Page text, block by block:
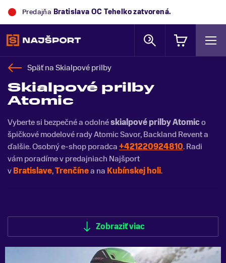
Predajňa Bratislava OC Tehelkozatvorená.
Späť naSkialpové prilby
Skialpové prilby
Atomic
Vyberte si bezpečné a odolnéskialpové prilby Atomico
špičkové modelové rady Atomic Savor, Backland Revent a
ďalšie. Osobný e-shop poradca+421220924810. Radi
vám poradíme v predajniach Najšport
vBratislave,Trenčínea na Kubínskej holi.
Zobraziť viac
Zobraziť menej